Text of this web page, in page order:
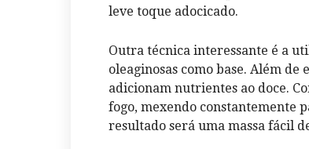
leve toque adocicado.
Outra técnica interessante é a
oleaginosas como base. Além
adicionam⁣ nutrientes ao doce.
fogo, mexendo constantemente
resultado será uma massa ⁤fácil